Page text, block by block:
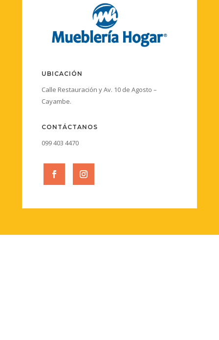
UBICACIÓN
Calle Restauración y Av. 10 de Agosto –
Cayambe.
CONTÁCTANOS
099 403 4470